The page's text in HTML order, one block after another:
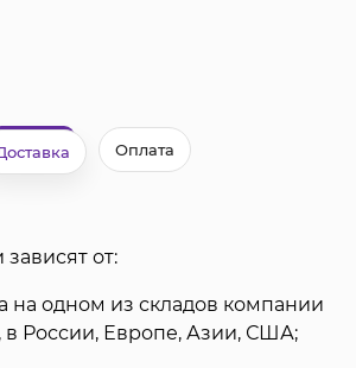
Оплата
от:
на одном из складов компании
в России, Европе, Азии, США;